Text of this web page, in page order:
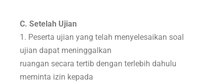
C. Setelah Ujian
1. Peserta ujian yang telah menyelesaikan soal
ujian dapat meninggalkan
ruangan secara tertib dengan terlebih dahulu
meminta izin kepada